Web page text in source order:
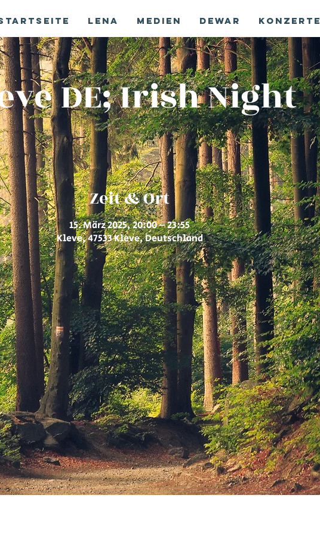
Lena Medien Dewar Konzerte
DE; Irish Night
Zeit & Ort
15. März 2025, 20:00 – 23:55
Kleve, 47533 Kleve, Deutschland